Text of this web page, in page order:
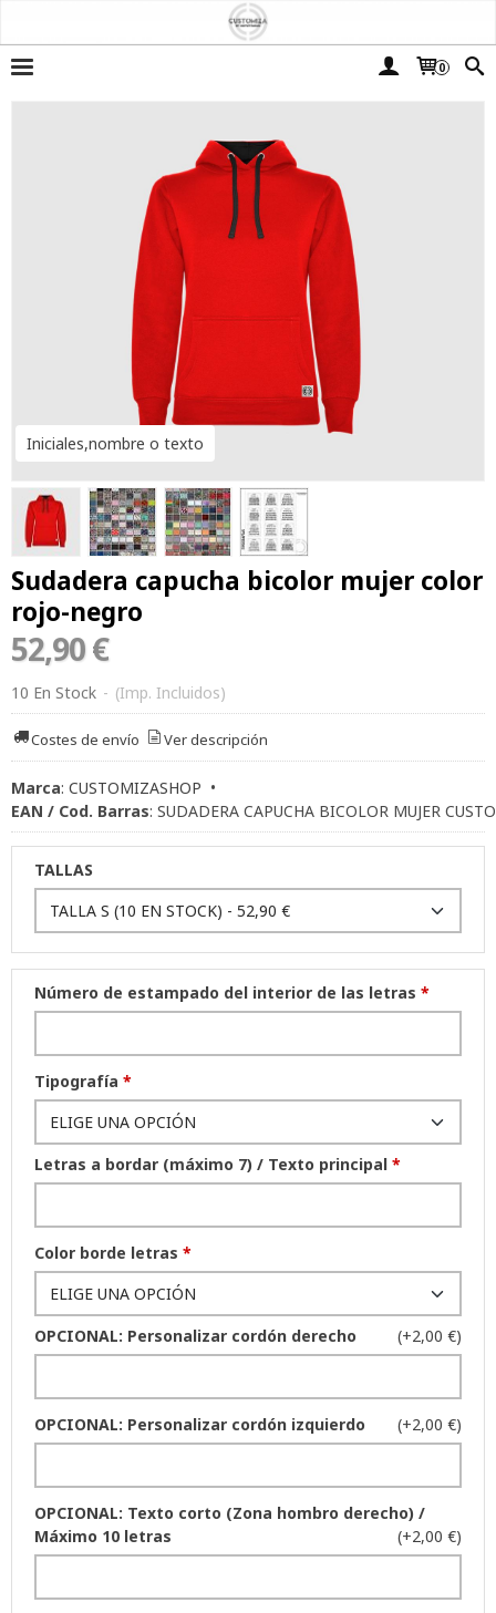
0
Iniciales,nombre o texto
Sudadera capucha bicolor mujer color
rojo-negro
52,90 €
10 En Stock - (Imp. Incluidos)
Costes de envío Ver descripción
Marca: CUSTOMIZASHOP •
EAN / Cod. Barras: SUDADERA CAPUCHA BICOLOR MUJER
TALLAS
Número de estampado del interior de las letras *
Tipografía *
Letras a bordar (máximo 7) / Texto principal *
Color borde letras *
OPCIONAL: Personalizar cordón derecho (+2,00 €)
OPCIONAL: Personalizar cordón izquierdo (+2,00 €)
OPCIONAL: Texto corto (Zona hombro derecho) /
Máximo 10 letras
(+2,00 €)